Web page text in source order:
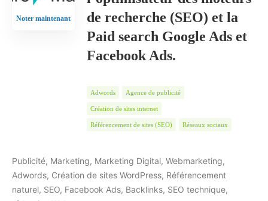
Noter maintenant
de recherche (SEO) et la
Paid search Google Ads et
Facebook Ads.
Adwords Agence de publicité
Création de sites internet
Référencement de sites (SEO) Réseaux sociaux
Publicité, Marketing, Marketing Digital, Webmarketing,
Adwords, Création de sites WordPress, Référencement
naturel, SEO, Facebook Ads, Backlinks, SEO technique,